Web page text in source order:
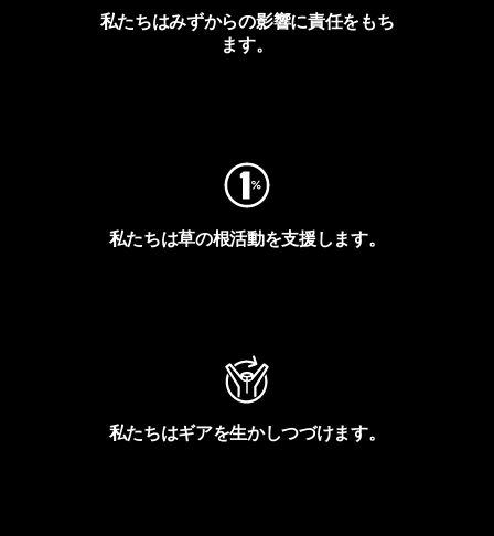
私たちはみずからの影響に責任をもち
ます。
私たちは草の根活動を支援します。
私たちはギアを生かしつづけます。